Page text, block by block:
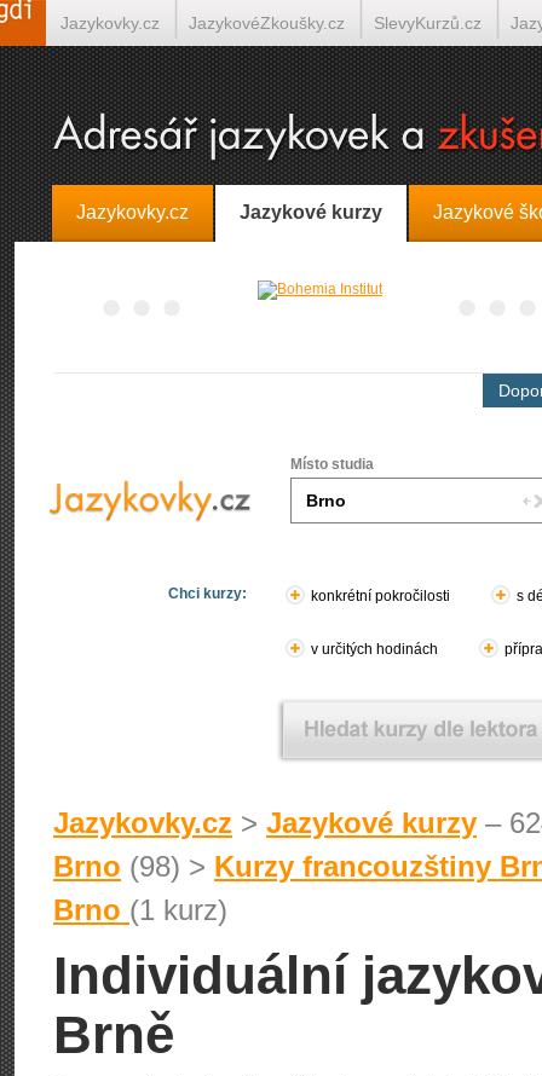
Jazykovky.cz Jazykové kurzy Jazykové
Místo studia
Chci kurzy: konkrétní pokročilosti s
v určitých hodinách
Jazykovky.cz > Jazykové kurzy –
Brno (98) > Kurzy francouzštiny
Brno (1 kurz)
Individuální
Brně
Jazykovky.cz JazykovéZkoušky.cz SlevyKurzů.cz
Španělština on-line Italština on-line Tlumočení-